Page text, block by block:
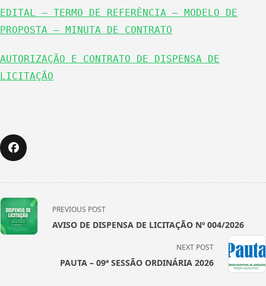
EDITAL – TERMO DE REFERÊNCIA – MODELO DE
PROPOSTA – MINUTA DE CONTRATO
AUTORIZAÇÃO E CONTRATO DE DISPENSA DE
LICITAÇÃO
<span
class="nav-
subtitle
PREVIOUS POST
AVISO DE DISPENSA DE LICITAÇÃO Nº 004/2026
NEXT POST
PAUTA – 09ª SESSÃO ORDINÁRIA 2026